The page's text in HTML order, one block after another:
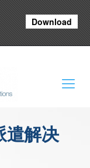
Download
遣解决